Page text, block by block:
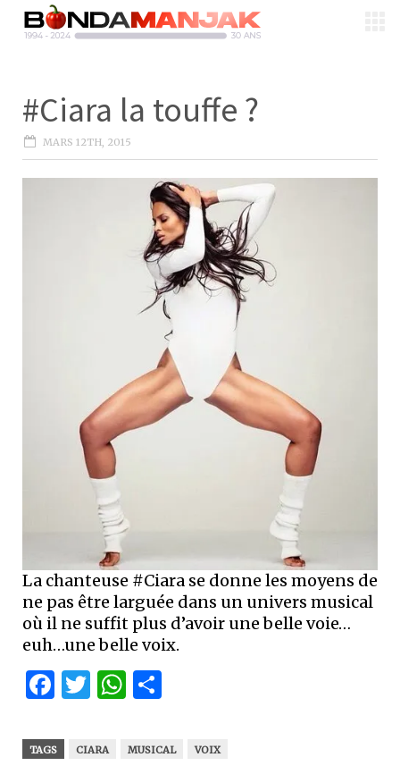
#Ciara la touffe ?
MARS 12TH, 2015
La chanteuse #Ciara se donne les moyens de
ne pas être larguée dans un univers musical
où il ne suffit plus d’avoir une belle voie…
euh…une belle voix.
Facebook
Twitter
WhatsApp
TAGS CIARA MUSICAL VOIX